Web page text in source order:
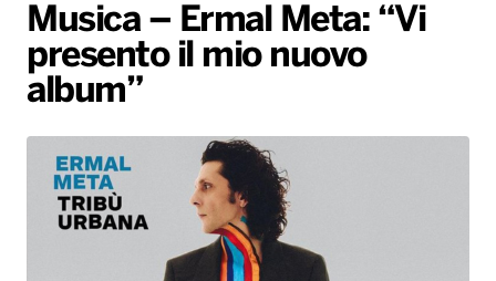
Hit Dance
Giochi&Concorsi
PALATOUR
Locali
Musica e Spettacolo
Sport
Radio Norba Consiglia
Leggerissime
Playlist
Generale
Notiziario
Interviste
Oroscopo
Speciale Astrabilia 2026
Gallery
Radio Norba News TV
Voce al Bari
Battiti Live 2026
Gallery
Musica – Ermal Meta: “Vi
presento il mio nuovo
album”